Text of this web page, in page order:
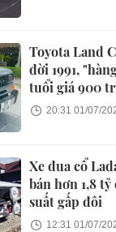
Toyota Land
đời 1991,
tuổi giá 900
20:31 01/07/
Xe đua cổ
bán hơn 1,8
suất gấp đôi
12:31 01/07/